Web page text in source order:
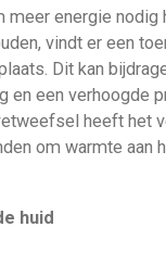
meer energie
vindt er een
Dit kan
een verhoogde
heeft het
om warmte aan
huid